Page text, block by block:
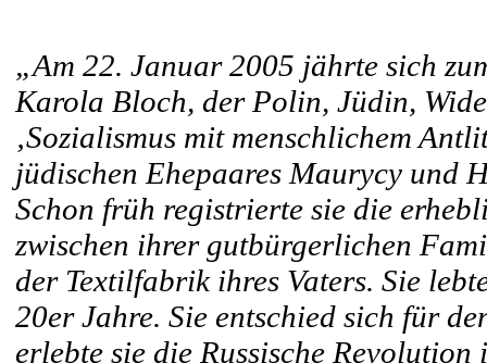
„Am 22. Januar 2005 jährte sich
Karola Bloch, der Polin, Jüdin,
‚Sozialismus mit menschlichem
jüdischen Ehepaares Maurycy und
Schon früh registrierte sie die
zwischen ihrer gutbürgerlichen
der Textilfabrik ihres Vaters. Sie
20er Jahre. Sie entschied sich für
erlebte sie die Russische